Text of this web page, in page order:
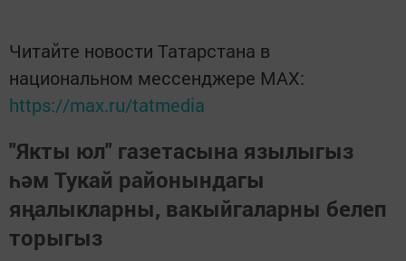
Читайте новости Татарстана в
национальном мессенджере MАХ:
https://max.ru/tatmedia
"Якты юл" газетасына язылыгыз
һәм Тукай районындагы
яңалыкларны, вакыйгаларны белеп
торыгыз